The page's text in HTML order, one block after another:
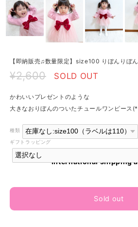
【即納販売♫数量限定】size100 りぼんりぼ
¥2,600 SOLD OUT
かわいいプレゼントのような
大きなおりぼんのついたチュールワンピース
種類
ギフトラッピング
International shipping
Sold out